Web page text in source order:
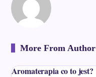
More From Author
Aromaterapia co to jest?